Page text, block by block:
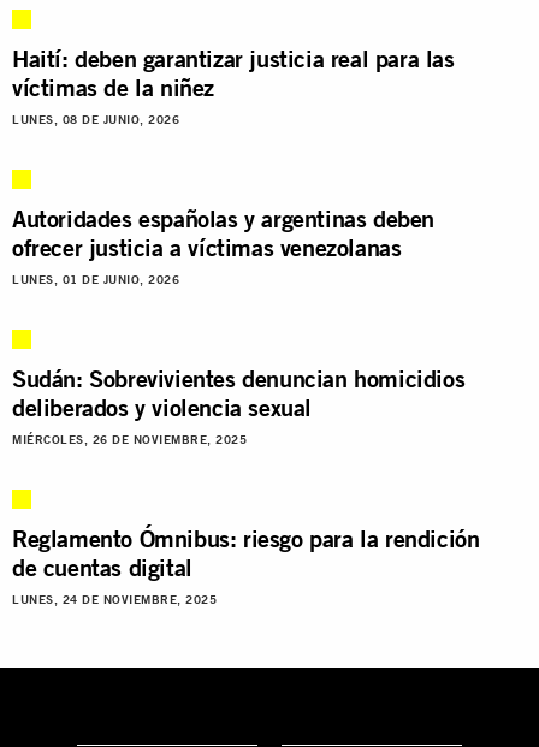
Haití: deben garantizar justicia real para las
víctimas de la niñez
LUNES, 08 DE JUNIO, 2026
Autoridades españolas y argentinas deben
ofrecer justicia a víctimas venezolanas
LUNES, 01 DE JUNIO, 2026
Sudán: Sobrevivientes denuncian homicidios
deliberados y violencia sexual
MIÉRCOLES, 26 DE NOVIEMBRE, 2025
Reglamento Ómnibus: riesgo para la rendición
de cuentas digital
LUNES, 24 DE NOVIEMBRE, 2025